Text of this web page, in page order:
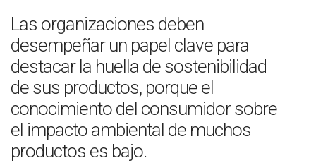
Las organizaciones deben
desempeñar un papel clave para
destacar la huella de sostenibilidad
de sus productos, porque el
conocimiento del consumidor sobre
el impacto ambiental de muchos
productos es bajo.